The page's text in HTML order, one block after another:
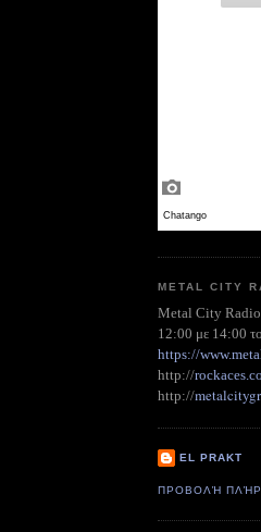
METAL CITY
Metal City Radio
12:00 με 14:00
https://
http://
http://
EL PRAKT
ΠΡΟΒΟΛΉ